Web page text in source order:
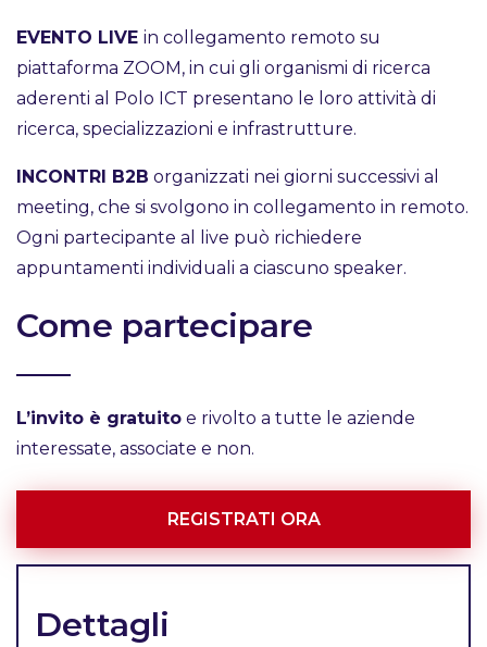
EVENTO LIVE in collegamento remoto su
piattaforma ZOOM, in cui gli organismi di ricerca
aderenti al Polo ICT presentano le loro attività di
ricerca, specializzazioni e infrastrutture.
INCONTRI B2B organizzati nei giorni successivi al
meeting, che si svolgono in collegamento in remoto.
Ogni partecipante al live può richiedere
appuntamenti individuali a ciascuno speaker.
Come partecipare
L’invito è gratuito e rivolto a tutte le aziende
interessate, associate e non.
REGISTRATI ORA
Dettagli